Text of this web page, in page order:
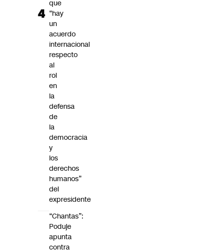
que
“hay
un
acuerdo
internacional
respecto
al
rol
en
la
defensa
de
la
democracia
y
los
derechos
humanos”
del
expresidente
“Chantas”:
Poduje
apunta
contra